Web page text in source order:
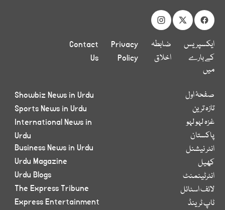
ایکسپریس
کے بارے
میں
ضابطہ
اخلاق
Privacy
Policy
Contact
Us
صفحۂ اول
تازہ ترین
غزہ لہو لہو
پاکستان
انٹر نیشنل
کھیل
انٹرٹینمنٹ
لائف اسٹائل
ٹاپ ٹرینڈ
Showbiz News in Urdu
Sports News in Urdu
International News in
Urdu
Business News in Urdu
Urdu Magazine
Urdu Blogs
The Express Tribune
Express Entertainment